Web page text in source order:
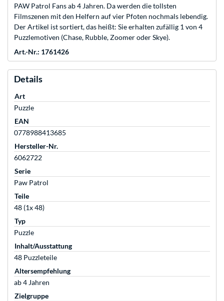
PAW Patrol Fans ab 4 Jahren. Da werden die tollsten
Filmszenen mit den Helfern auf vier Pfoten nochmals lebendig.
Der Artikel ist sortiert, das heißt: Sie erhalten zufällig 1 von 4
Puzzlemotiven (Chase, Rubble, Zoomer oder Skye).
Art.-Nr.: 1761426
Details
Art
Puzzle
EAN
0778988413685
Hersteller-Nr.
6062722
Serie
Paw Patrol
Teile
48 (1x 48)
Typ
Puzzle
Inhalt/Ausstattung
48 Puzzleteile
Altersempfehlung
ab 4 Jahren
Zielgruppe